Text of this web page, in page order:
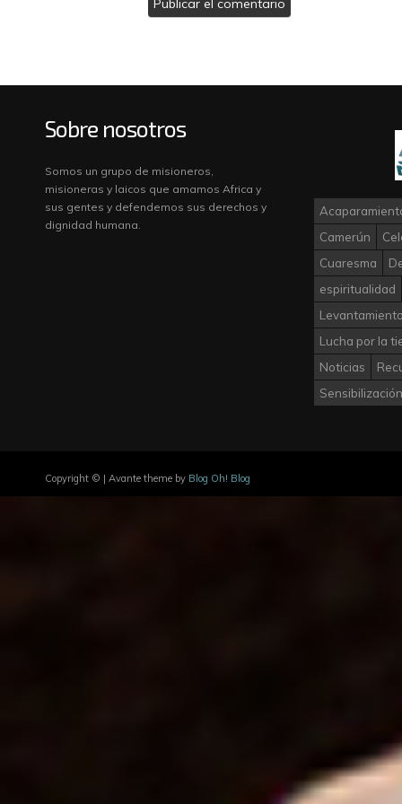
Sobre nosotros
Somos un grupo de misioneros,
misioneras y laicos que amamos Africa y
sus gentes y defendemos sus derechos y
dignidad humana.
Camerún
Cuaresma
espiritualidad
Lucha por la
Noticias
Sensibilización
Copyright © | Avante theme by Blog Oh! Blog